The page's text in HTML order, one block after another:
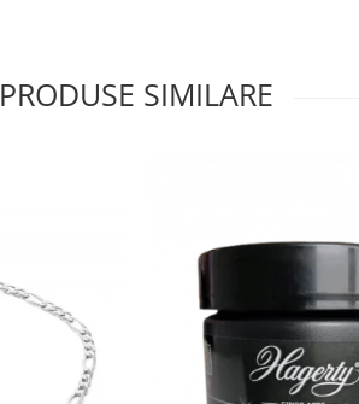
PRODUSE SIMILARE